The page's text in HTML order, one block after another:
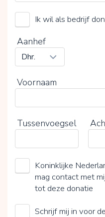
0%
Ik wil als bedrijf
Aanhef
Voornaam
Tussenvoegsel
Koninklijke
mag contact met
tot deze donatie
Schrijf mij in voor